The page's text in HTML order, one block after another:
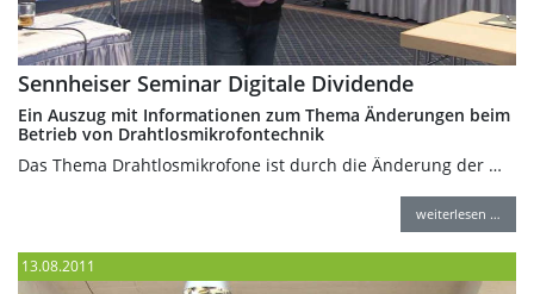
Sennheiser Seminar Digitale Dividende
Ein Auszug mit Informationen zum Thema Änderungen beim
Betrieb von Drahtlosmikrofontechnik
Das Thema Drahtlosmikrofone ist durch die Änderung der …
weiterlesen …
13.08.2011